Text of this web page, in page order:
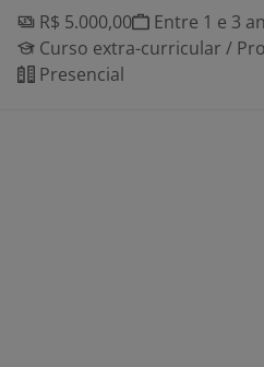
R$ 5.000,00
Entre 1 e 3
Curso extra-curricular /
Presencial